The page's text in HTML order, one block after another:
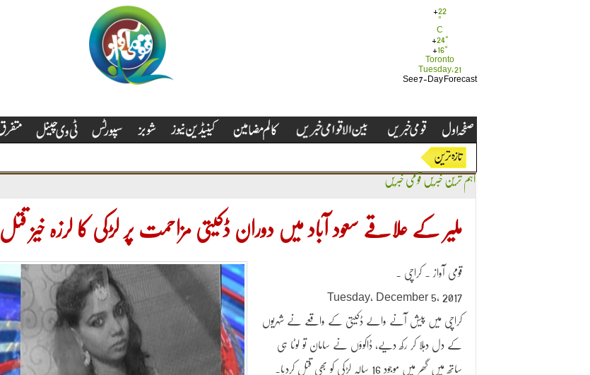
+22
°
C
+24°
+ 16°
Toronto
Tuesday, 21
See 7-Day Forecast
اہم ترین خبریں قومی خبریں
ملیر کے علاقے سعود آباد میں دوران ڈکیتی مزاحمت پر لڑکی کا لرزہ خیز قتل
قومی آواز ۔ کراچی ۔
Tuesday, December 5, 2017
کراچی میں پیش آنے والے ڈکیتی کے واقعے نے شہریوں
کے دل دہلا کر رکھ دیے، ڈاکوؤں نے سامان تو لوٹا ہی
ساتھ میں گھر میں موجود 16 سالہ لڑکی کو بھی قتل کردیا۔